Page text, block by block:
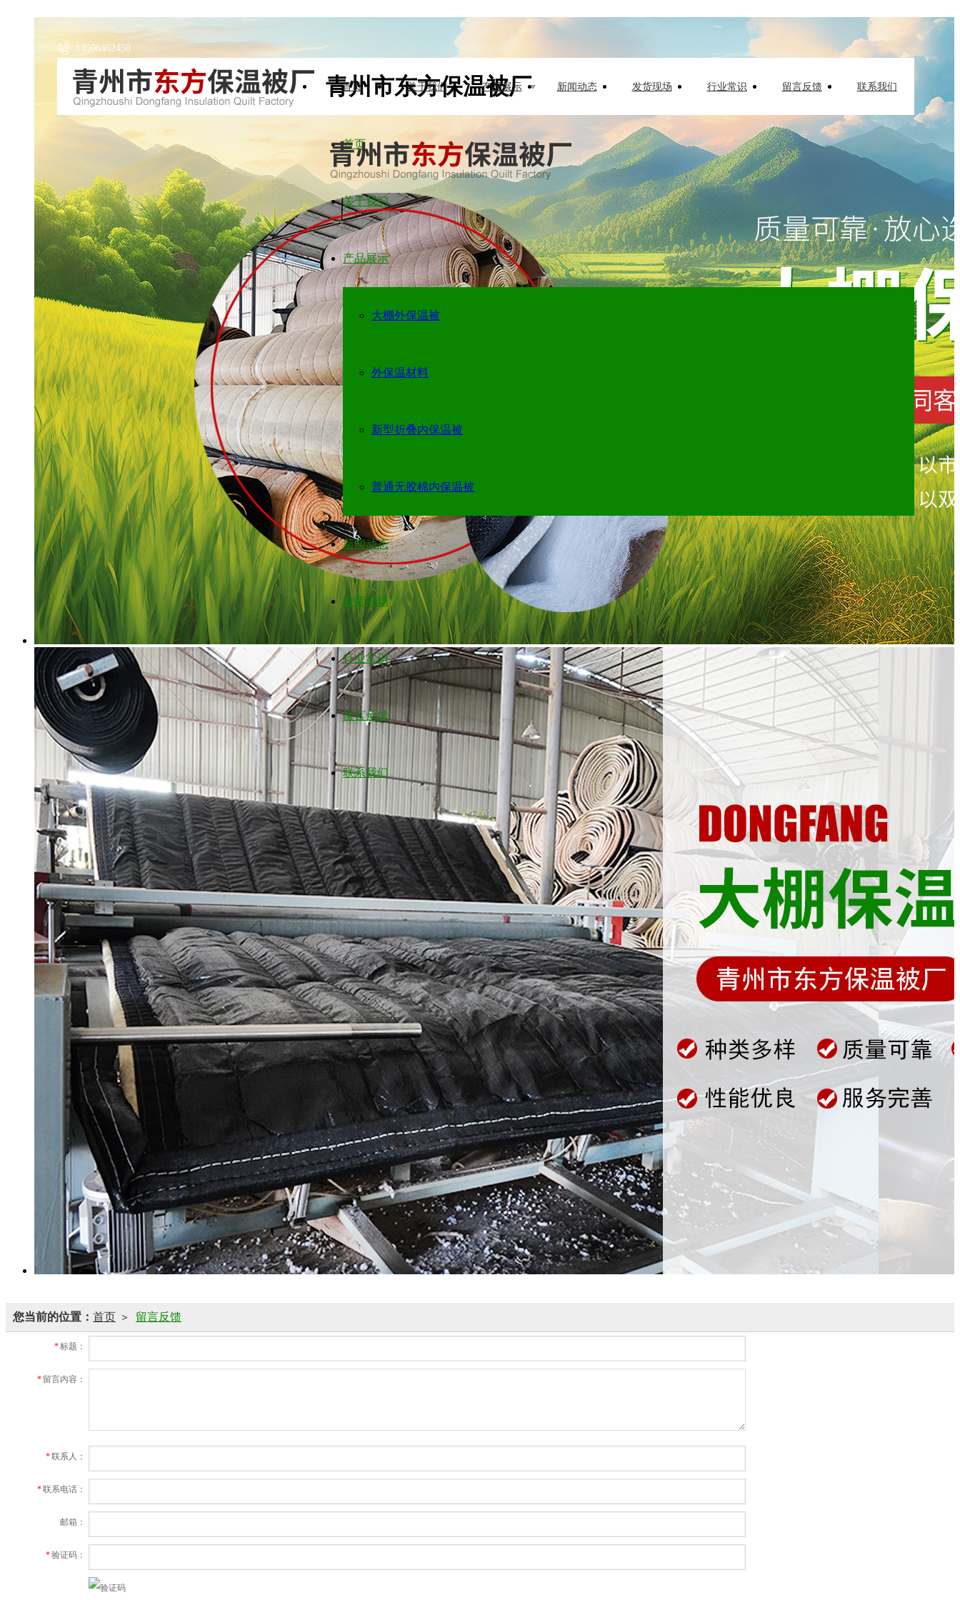
青州市东方保温被厂
13506462450
首页 关于我们 产品展示 新闻动态 发货现场 行业常识 留言反馈 联系我们
首页
关于我们
产品展示
大棚外保温被
外保温材料
新型折叠内保温被
普通无胶棉内保温被
新闻动态
发货现场
行业常识
留言反馈
联系我们
您当前的位置： 首页 > 留言反馈
*标题：
* 留言内容：
*联系人：
*联系电话：
邮箱：
*验证码：